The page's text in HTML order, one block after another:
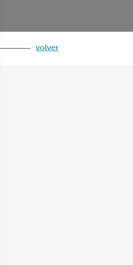
volver